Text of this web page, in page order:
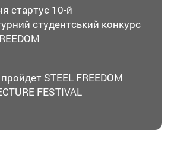
стартує 10-й
студентський конкурс
STEEL FREEDOM
FESTIVAL